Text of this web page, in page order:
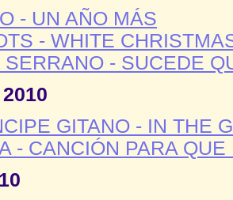
- UN AÑO MÁS
- WHITE
SERRANO - SUCEDE
GITANO - IN THE
- CANCIÓN PARA